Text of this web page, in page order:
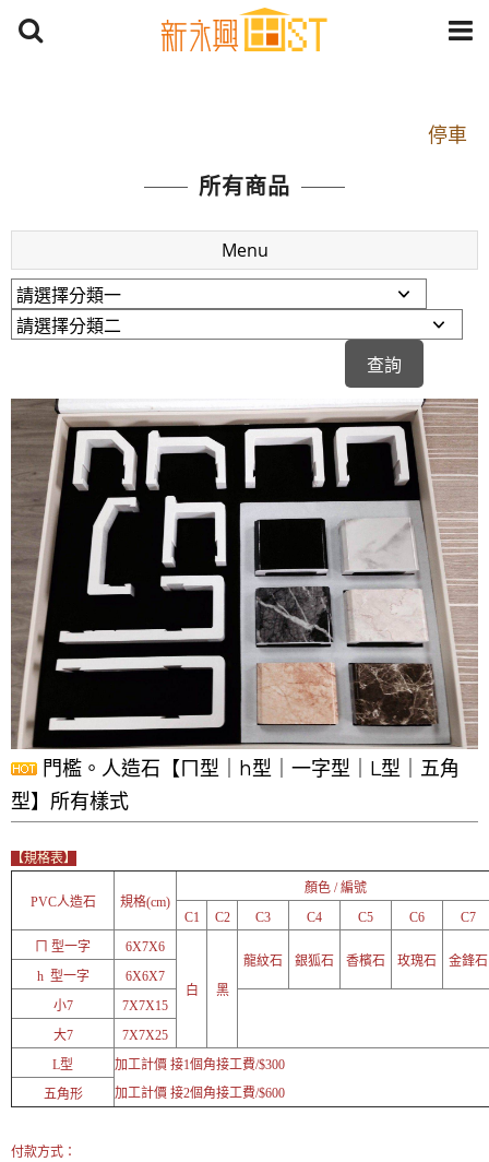
停車
捷運： 中和線【頂溪站 2 號出口】往中山路1段139
原Line已滿 無法加Line好友 請親愛的客戶加入
LINE官方帳號@a0975005573
開車：中山路1段 到永平路路口(樂華夜市口)門口可
停車
捷運： 中和線【頂溪站 2 號出口】往中山路1段139
號約10分鐘
原Line已滿 無法加Line好友 請親愛的客戶加入
LINE官方帳號@a0975005573
所有商品
Menu
門檻。人造石【ㄇ型｜h型｜一字型｜L型｜五角
型】所有樣式
【規格表】
PVC人造石 規格(cm)
顏色 / 編號
C1
C2 C3 C4 C5 C6
C7
ㄇ 型一字
6X7X6
白 黑
龍紋石 銀狐石 香檳石 玫瑰石
金鋒石
h 型一字
6X6X7
小7
7X7X15
大7
7X7X25
L型
加工計價 接1個角接工費/$300
加工計價 接2個角接工費/$600
五角形
付款方式：